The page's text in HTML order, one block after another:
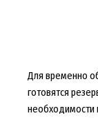
Для временно
готовятся
необходимости